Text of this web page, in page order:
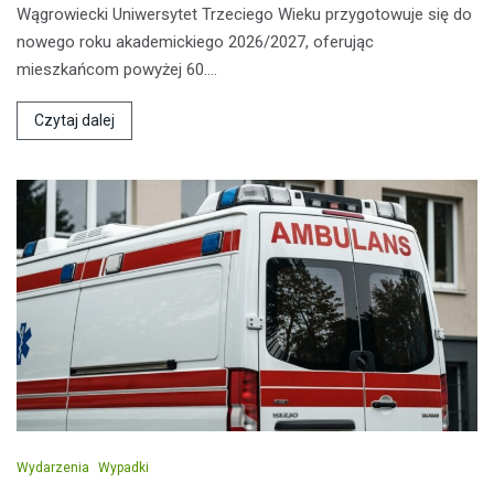
Wągrowiecki Uniwersytet Trzeciego Wieku przygotowuje się do
nowego roku akademickiego 2026/2027, oferując
mieszkańcom powyżej 60.…
Czytaj dalej
Wydarzenia Wypadki